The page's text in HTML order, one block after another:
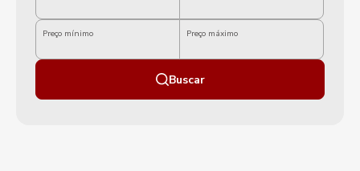
Preço mínimo Preço máximo
Buscar